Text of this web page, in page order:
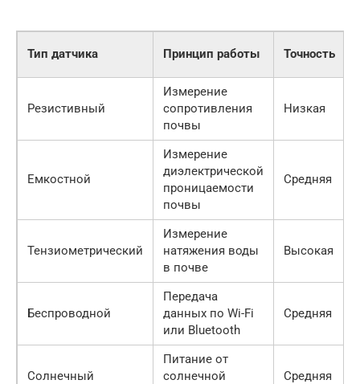
Тип датчика Принцип работы Точность
Резистивный
Измерение
сопротивления
почвы
Низкая
Емкостной
Измерение
диэлектрической
проницаемости
почвы
Средняя
Тензиометрический
Измерение
натяжения воды
в почве
Высокая
Беспроводной
Передача
данных по Wi-Fi
или Bluetooth
Средняя
Солнечный
Питание от
солнечной
Средняя